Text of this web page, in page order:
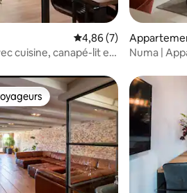
de 10 commentaires : 4,7 sur 5
Évaluation moyenne
4,86 (7)
cuisine, canapé-lit et
Numa |
de 21 commentaires : 4,95 sur 5